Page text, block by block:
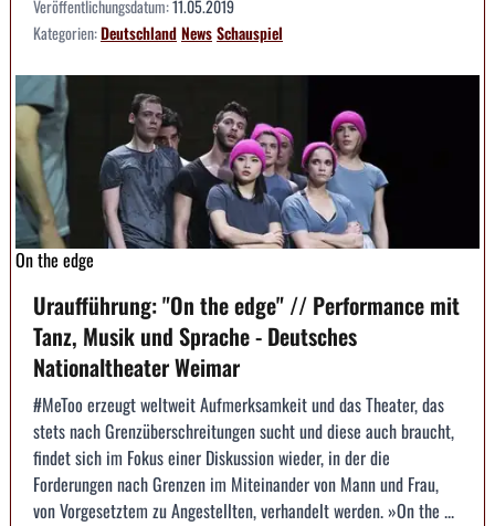
Veröffentlichungsdatum:11.05.2019
Kategorien:DeutschlandNewsSchauspiel
On the edge
Uraufführung: "On the edge" // Performance mit
Tanz, Musik und Sprache - Deutsches
Nationaltheater Weimar
#MeToo erzeugt weltweit Aufmerksamkeit und das Theater, das
stets nach Grenzüberschreitungen sucht und diese auch braucht,
findet sich im Fokus einer Diskussion wieder, in der die
Forderungen nach Grenzen im Miteinander von Mann und Frau,
von Vorgesetztem zu Angestellten, verhandelt werden. »On the ...